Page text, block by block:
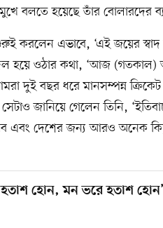
বলতে হয়েছে তাঁর বোলারদের
করলেন এভাবে, ‘এই জয়ের
হয়ে ওঠার কথা, ‘আজ (গতকাল)
দুই বছর ধরে মানসম্পন্ন
জানিয়ে গেলেন তিনি,
এবং দেশের জন্য আরও অনেক
হতাশ হোন, মন ভরে হতাশ হোন’